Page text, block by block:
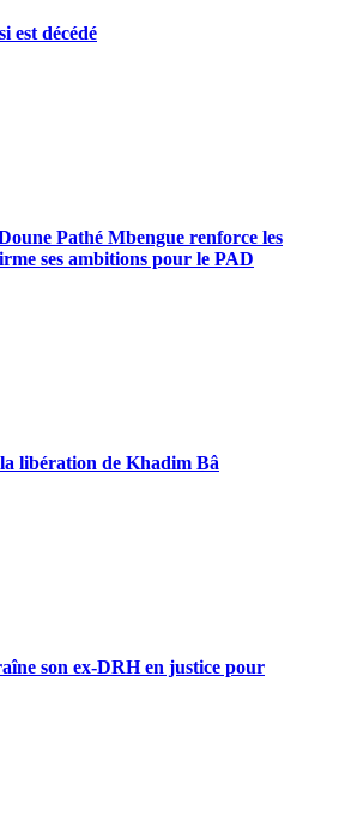
est décédé
Pathé Mbengue renforce les
ses ambitions pour le PAD
la libération de Khadim Bâ
son ex-DRH en justice pour